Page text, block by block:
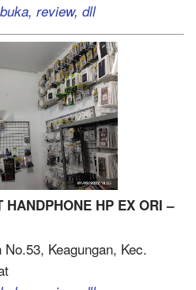
review, dll
HANDPHONE HP EX ORI –
Keagungan, Kec.